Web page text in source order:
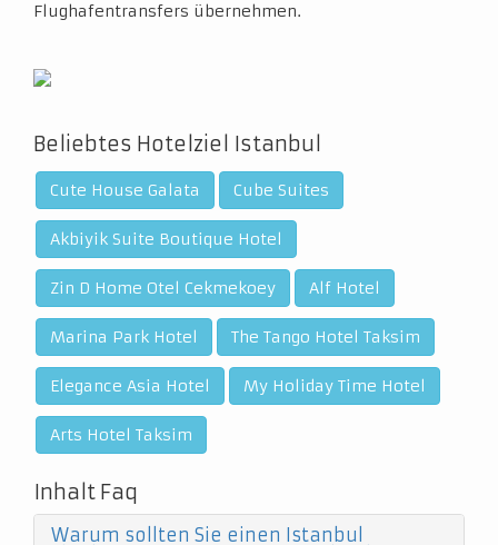
Flughafentransfers übernehmen.
Beliebtes Hotelziel Istanbul
Cute House Galata Cube Suites
Akbiyik Suite Boutique Hotel
Zin D Home Otel Cekmekoey Alf Hotel
Marina Park Hotel The Tango Hotel Taksim
Elegance Asia Hotel My Holiday Time Hotel
Arts Hotel Taksim
Inhalt Faq
Warum sollten Sie einen Istanbul